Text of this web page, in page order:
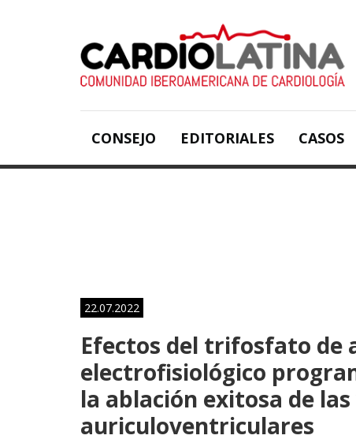
CONSEJO EDITORIALES CASOS
22.07.2022
Efectos del trifosfato de
electrofisiológico
la ablación exitosa de
auriculoventriculares